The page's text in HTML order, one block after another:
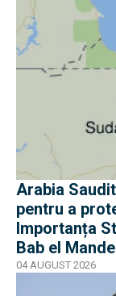
Arabia
pentru a
Importanța
Bab el
04 AUGUST 2026